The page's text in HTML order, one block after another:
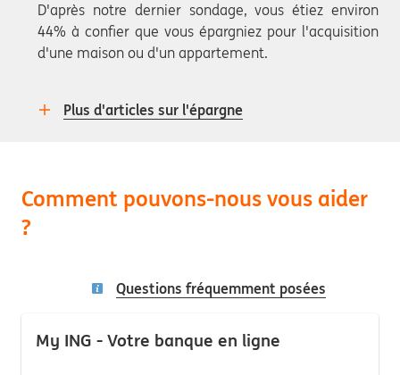
D'après notre dernier sondage, vous étiez environ
44% à confier que vous épargniez pour l'acquisition
d'une maison ou d'un appartement.
Plus d'articles sur l'épargne
Comment pouvons-nous vous aider
?
Questions fréquemment posées
My ING - Votre banque en ligne